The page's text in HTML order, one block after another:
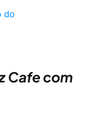
do
Cafe com